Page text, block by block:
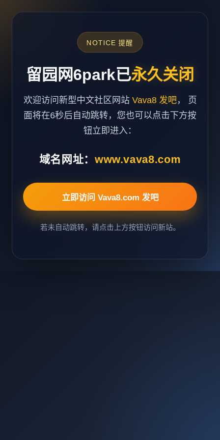
NOTICE 提醒
留园网6park已永久关闭
欢迎访问新型中文社区网站 Vava8 发吧， 页
面将在6秒后自动跳转，您也可以点击下方按
钮立即进入：
域名网址： www.vava8.com
立即访问 Vava8.com 发吧
若未自动跳转，请点击上方按钮访问新站。